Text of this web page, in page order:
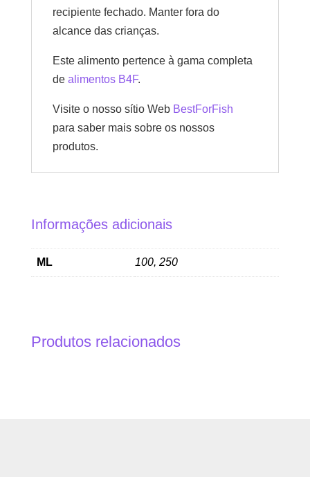
recipiente fechado. Manter fora do
alcance das crianças.
Este alimento pertence à gama completa
de alimentos B4F.
Visite o nosso sítio Web BestForFish
para saber mais sobre os nossos
produtos.
Informações adicionais
ML 100, 250
Produtos relacionados